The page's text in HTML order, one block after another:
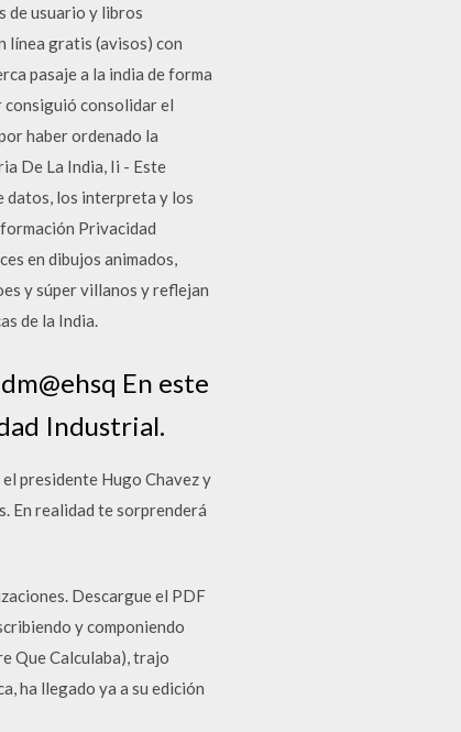
de usuario y libros
línea gratis (avisos) con
pasaje a la india de forma
consiguió consolidar el
haber ordenado la
De La India, Ii - Este
datos, los interpreta y los
Privacidad
en dibujos animados,
y súper villanos y reflejan
de la India.
En este
Industrial.
presidente Hugo Chavez y
En realidad te sorprenderá
Descargue el PDF
y componiendo
Que Calculaba), trajo
ha llegado ya a su edición